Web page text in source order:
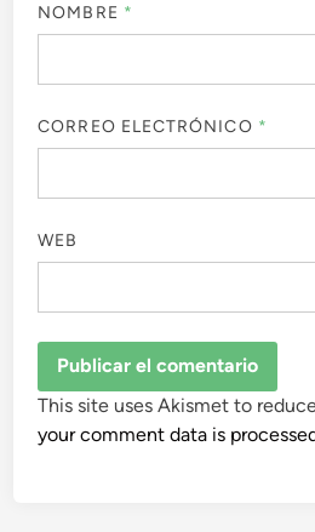
NOMBRE *
CORREO ELECTRÓNICO *
WEB
This site uses Akismet to
your comment data is